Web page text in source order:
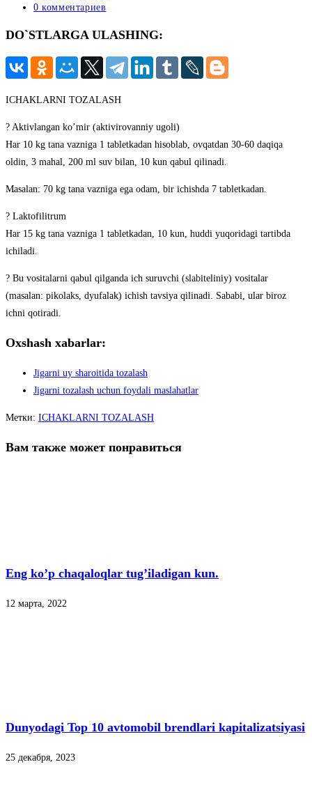
записи:
Комментарии
записи:
0 комментариев
DO`STLARGA ULASHING:
ICHAKLARNI TOZALASH
? Aktivlangan ko’mir (aktivirovanniy ugoli)
Har 10 kg tana vazniga 1 tabletkadan hisoblab, ovqatdan 30-60 daqiqa
oldin, 3 mahal, 200 ml suv bilan, 10 kun qabul qilinadi.
Masalan: 70 kg tana vazniga ega odam, bir ichishda 7 tabletkadan.
? Laktofilitrum
Har 15 kg tana vazniga 1 tabletkadan, 10 kun, huddi yuqoridagi tartibda
ichiladi.
? Bu vositalarni qabul qilganda ich suruvchi (slabiteliniy) vositalar
(masalan: pikolaks, dyufalak) ichish tavsiya qilinadi. Sababi, ular biroz
ichni qotiradi.
Oxshash xabarlar:
Jigarni uy sharoitida tozalash
Jigarni tozalash uchun foydali maslahatlar
Метки: ICHAKLARNI TOZALASH
Вам также может понравиться
Eng ko’p chaqaloqlar tug’iladigan kun.
12 марта, 2022
Dunyodagi Top 10 avtomobil brendlari kapitalizatsiyasi
25 декабря, 2023